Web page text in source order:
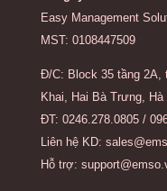
Easy Management
MST: 0108447509
Đ/C: Block 35 tầng 2A,
Khai, Hai Bà Trưng, Hà
ĐT: 0246.278.0805 /
Liên hệ KD:
Hỗ trợ: